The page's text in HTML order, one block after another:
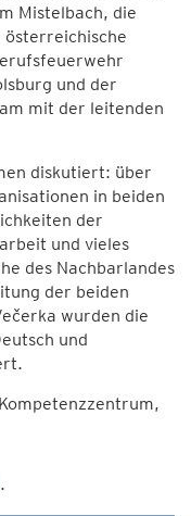
Mistelbach, die
österreichische
und der
mit der leitenden
diskutiert: über
in beiden
der
und vieles
des Nachbarlandes
der beiden
wurden die
und
.